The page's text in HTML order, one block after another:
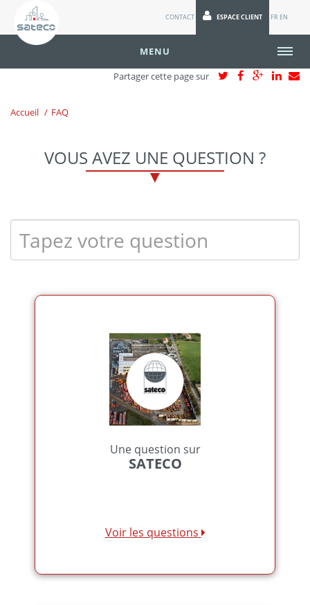
CONTACT ESPACE CLIENT FR EN
MENU
Partager cette page sur
Accueil FAQ
VOUS AVEZ UNE QUESTION ?
Une question sur
SATECO
Voir les questions